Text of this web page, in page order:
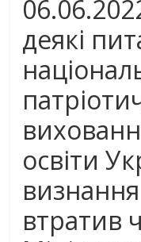
деякі
освіти
втратив